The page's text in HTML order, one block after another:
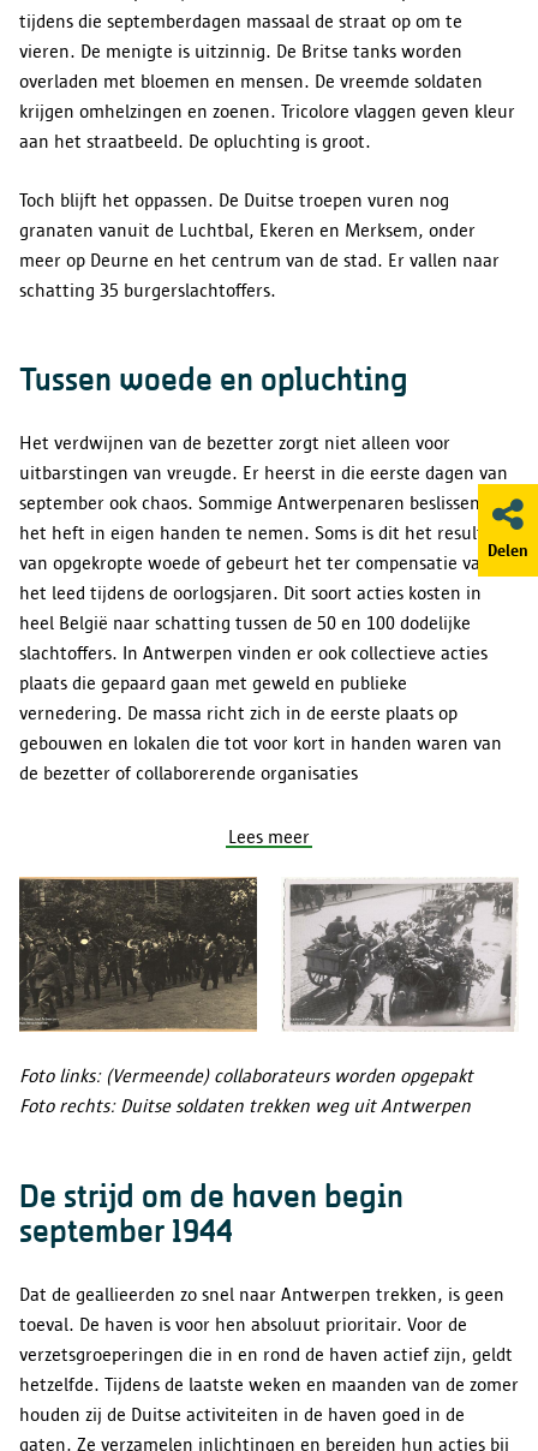
Delen
tijdens die septemberdagen massaal de straat op om te
vieren. De menigte is uitzinnig. De Britse tanks worden
overladen met bloemen en mensen. De vreemde soldaten
krijgen omhelzingen en zoenen. Tricolore vlaggen geven kleur
aan het straatbeeld. De opluchting is groot.
Toch blijft het oppassen. De Duitse troepen vuren nog
granaten vanuit de Luchtbal, Ekeren en Merksem, onder
meer op Deurne en het centrum van de stad. Er vallen naar
schatting 35 burgerslachtoffers.
Tussen woede en opluchting
Het verdwijnen van de bezetter zorgt niet alleen voor
uitbarstingen van vreugde. Er heerst in die eerste dagen van
september ook chaos. Sommige Antwerpenaren beslissen om
het heft in eigen handen te nemen. Soms is dit het resultaat
van opgekropte woede of gebeurt het ter compensatie van
het leed tijdens de oorlogsjaren. Dit soort acties kosten in
heel België naar schatting tussen de 50 en 100 dodelijke
slachtoffers. In Antwerpen vinden er ook collectieve acties
plaats die gepaard gaan met geweld en publieke
vernedering. De massa richt zich in de eerste plaats op
gebouwen en lokalen die tot voor kort in handen waren van
de bezetter of collaborerende organisaties
Lees meer
Foto links: (Vermeende) collaborateurs worden opgepakt
Foto rechts: Duitse soldaten trekken weg uit Antwerpen
De strijd om de haven begin
september 1944
Dat de geallieerden zo snel naar Antwerpen trekken, is geen
toeval. De haven is voor hen absoluut prioritair. Voor de
verzetsgroeperingen die in en rond de haven actief zijn, geldt
hetzelfde. Tijdens de laatste weken en maanden van de zomer
houden zij de Duitse activiteiten in de haven goed in de
gaten. Ze verzamelen inlichtingen en bereiden hun acties bij